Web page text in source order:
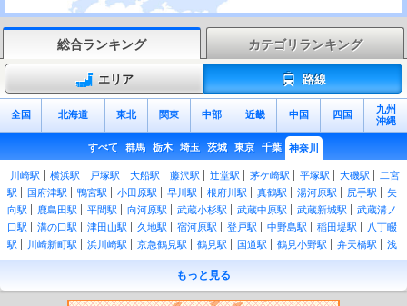
総合ランキング カテゴリランキング
エリア 路線
全国 北海道 東北 関東 中部 近畿 中国 四国
九州
沖縄
すべて 群馬 栃木 埼玉 茨城 東京 千葉 神奈川
川崎駅 横浜駅 戸塚駅 大船駅 藤沢駅 辻堂駅 茅ケ崎駅 平塚駅 大磯駅
二宮
駅
国府津駅 鴨宮駅 小田原駅 早川駅 根府川駅 真鶴駅 湯河原駅 尻手駅
矢
向駅
鹿島田駅 平間駅 向河原駅 武蔵小杉駅 武蔵中原駅 武蔵新城駅
武蔵溝ノ
口駅
溝の口駅 津田山駅 久地駅 宿河原駅 登戸駅 中野島駅 稲田堤駅
八丁畷
駅
川崎新町駅 浜川崎駅 京急鶴見駅 鶴見駅 国道駅 鶴見小野駅 弁天橋駅
浅
野駅
新芝浦駅 海芝浦駅 安善駅 大川駅 武蔵白石駅 昭和駅 扇町駅
仲木戸
新横浜駅 小机駅
長津田駅
古淵駅 淵野辺駅 矢部駅 相模原駅 橋本駅 桜木町駅 関内駅
石川町
もっと見る